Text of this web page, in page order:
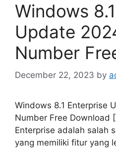
Windows
Update
Number
December 22, 2023 by
Windows 8.1 Enterprise
Number Free Download
Enterprise adalah salah
yang memiliki fitur yang